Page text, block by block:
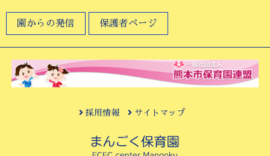
園からの発信 保護者ページ
採用情報 サイトマップ